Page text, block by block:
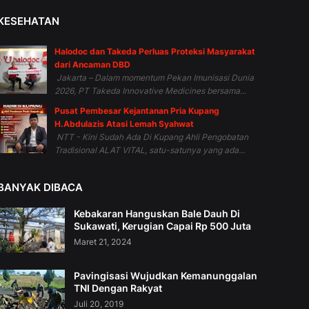
Halodoc dan Takeda Perluas Proteksi Masyarakat
dari Ancaman DBD
Jakarta – Dalam momentum Pekan Imunisasi Dunia
2026, PT Takeda Innovative Medicines bersama...
Pusat Pembesar Kejantanan Pria Kupang
H.Abdulazis Atasi Lemah Syahwat
NTT - Kini Sudah Ada Di Kupang Ahli Pengobatan
Tradisional ALAT VITAL, satu-satunya yang ada...
DIBACA
Kebakaran Hanguskan Bale Dauh Di
Sukawati, Kerugian Capai Rp 500 Juta
Maret 21, 2024
Pavingisasi Wujudkan Kemanunggalan
TNI Dengan Rakyat
Juli 20, 2019